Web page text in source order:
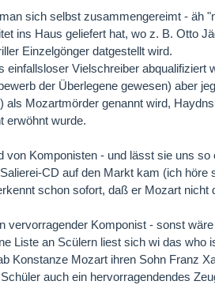
sich selbst zusammengereimt - äh
ins Haus geliefert hat, wo z. B. Otto
Einzelgönger datgestellt wird.
Vielschreiber abqualifiziert
der Überlegene gewesen) aber
Mozartmörder genannt wird,
erwöhnt wurde.
Komponisten - und lässt sie uns
CD auf den Markt kam (ich höre
schon sofort, daß er Mozart
vervorragender Komponist - sonst
Liste an Scülern liest sich wi das
Konstanze Mozart ihren Sohn Franz
auch ein hervorragendendes